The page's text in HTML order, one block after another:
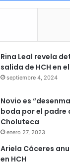
Rina Leal revela
salida de HCH en
septiembre 4, 2024
Novio es
boda por el padre
Choluteca
enero 27, 2023
Ariela Cáceres
en HCH